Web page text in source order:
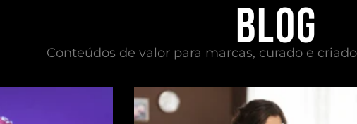
Blog
Conteúdos de valor para marcas, curado e